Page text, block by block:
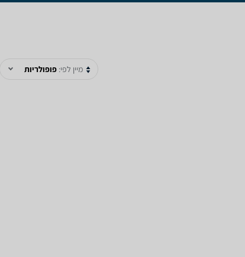
מיין לפי: פופולריות